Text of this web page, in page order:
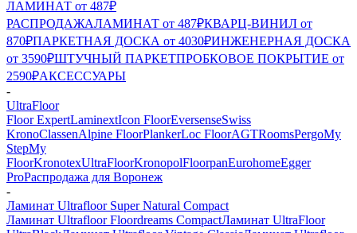
ЛАМИНАТ от 487₽
РАСПРОДАЖАЛАМИНАТ от 487₽КВАРЦ-ВИНИЛ от
870₽ПАРКЕТНАЯ ДОСКА от 4030₽ИНЖЕНЕРНАЯ ДОСКА
от 3590₽ШТУЧНЫЙ ПАРКЕТПРОБКОВОЕ ПОКРЫТИЕ от
2590₽АКСЕССУАРЫ
-
UltraFloor
Floor ExpertLaminextIcon FloorEversenseSwiss
KronoClassenAlpine FloorPlankerLoc FloorAGTRoomsPergoMy
StepMy
FloorKronotexUltraFloorKronopolFloorpanEurohomeEgger
ProРаспродажа для Воронеж
-
Ламинат Ultrafloor Super Natural Compact
Ламинат Ultrafloor Floordreams CompactЛаминат UltraFloor